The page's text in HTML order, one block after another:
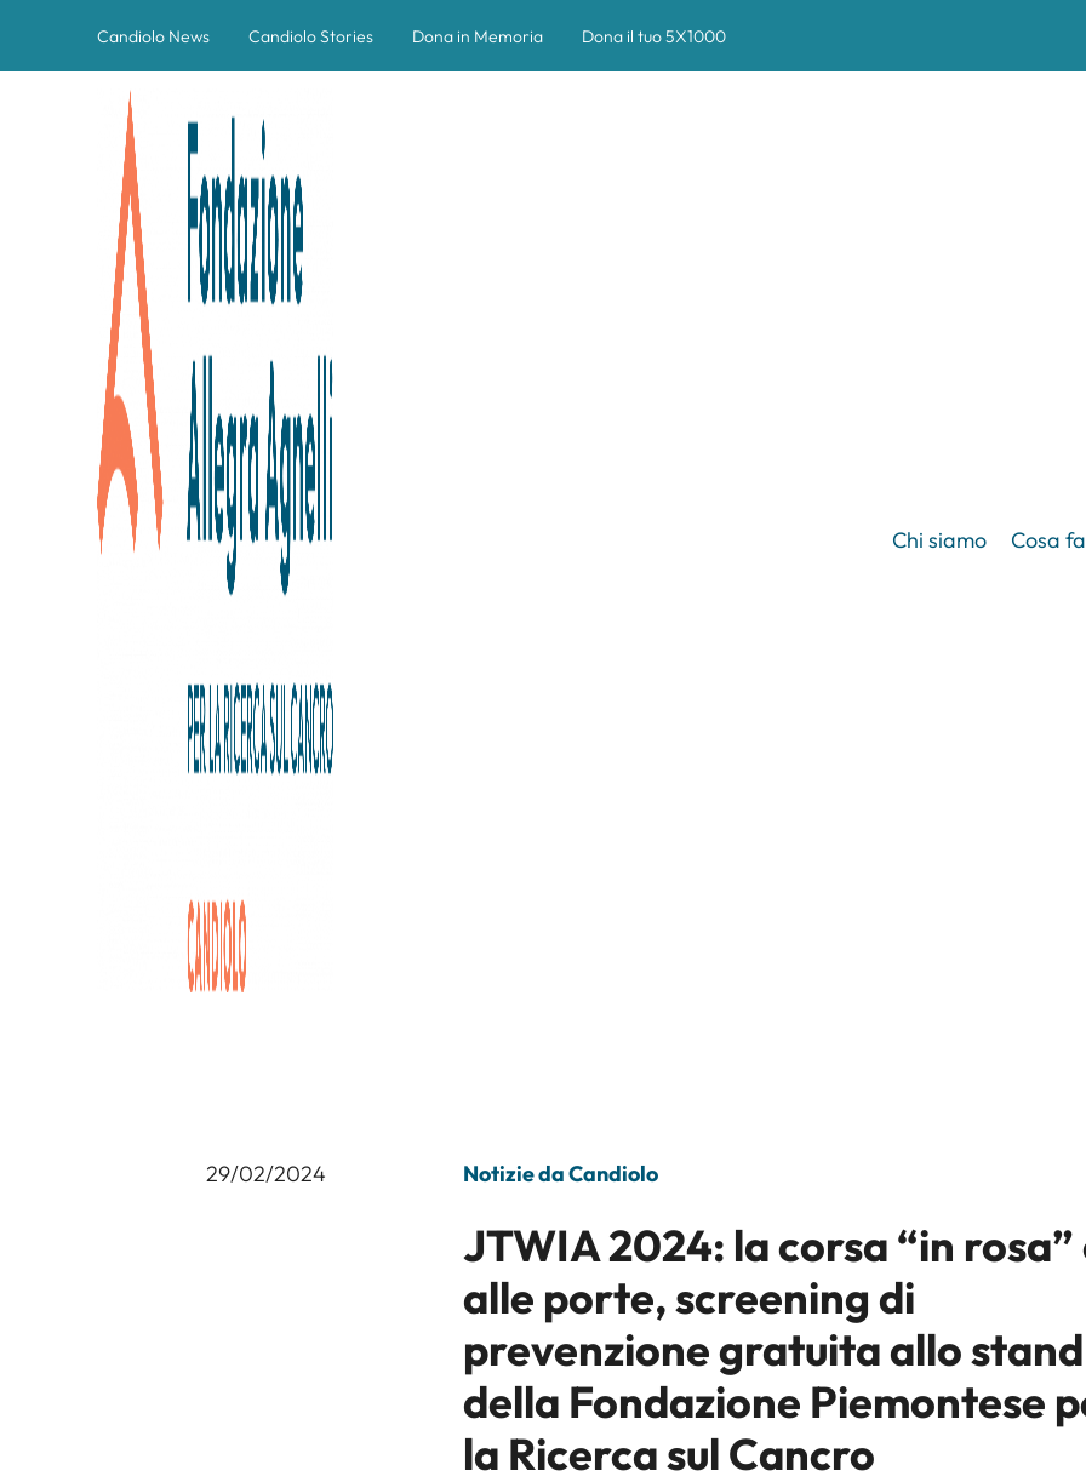
Candiolo News Candiolo Stories Dona in Memoria Dona il tuo 5X1000
Chi siamo Cosa
29/02/2024 Notizie da Candiolo
JTWIA 2024: la corsa “in rosa”
alle porte, screening di
prevenzione gratuita allo stand
della Fondazione Piemontese
la Ricerca sul Cancro